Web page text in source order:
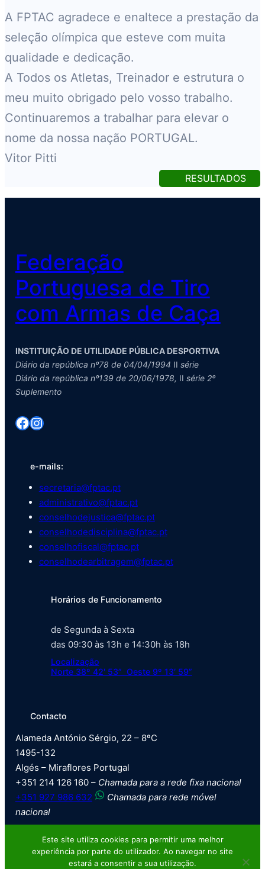
A FPTAC agradece e enaltece a prestação da
seleção olímpica que esteve com muita
qualidade e dedicação.
A Todos os Atletas, Treinador e estrutura o
meu muito obrigado pelo vosso trabalho.
Continuaremos a trabalhar para elevar o
nome da nossa nação PORTUGAL.
Vitor Pitti
RESULTADOS
Federação
Portuguesa de Tiro
com Armas de Caça
INSTITUIÇÃO DE UTILIDADE PÚBLICA DESPORTIVA
Diário da república nº78 de 04/04/1994 II série
Diário da república nº139 de 20/06/1978, II série 2º
Suplemento
Facebook Instagram
e-mails:
secretaria@fptac.pt
administrativo@fptac.pt
conselhodejustica@fptac.pt
conselhodedisciplina@fptac.pt
conselhofiscal@fptac.pt
conselhodearbitragem@fptac.pt
Horários de Funcionamento
de Segunda à Sexta
das 09:30 às 13h e 14:30h às 18h
Localização
Norte 38º 42′ 53” Oeste 9º 13′ 59”
Contacto
Alameda António Sérgio, 22 – 8ºC
1495-132
Algés – Miraflores Portugal
+351 214 126 160 – Chamada para a rede fixa nacional
+351 927 986 632
Chamada para rede móvel
nacional
Este site utiliza cookies para permitir uma melhor
experiência por parte do utilizador. Ao navegar no site
estará a consentir a sua utilização.